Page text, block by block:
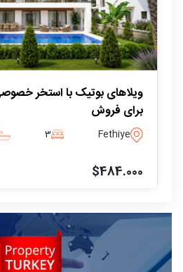
برای فروش
Fethiye
3
$484.000